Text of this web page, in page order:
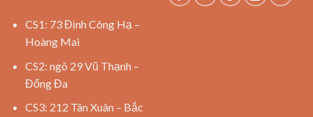
CS1: 73 Định Công Hạ –
Hoàng Mai
CS2: ngõ 29 Vũ Thạnh –
Đống Đa
CS3: 212 Tân Xuân – Bắc